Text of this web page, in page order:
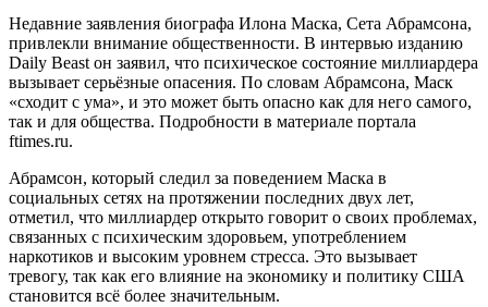
Недавние заявления биографа Илона Маска, Сета Абрамсона,
привлекли внимание общественности. В интервью изданию
Daily Beast он заявил, что психическое состояние миллиардера
вызывает серьёзные опасения. По словам Абрамсона, Маск
«сходит с ума», и это может быть опасно как для него самого,
так и для общества. Подробности в материале портала
ftimes.ru.
Абрамсон, который следил за поведением Маска в
социальных сетях на протяжении последних двух лет,
отметил, что миллиардер открыто говорит о своих проблемах,
связанных с психическим здоровьем, употреблением
наркотиков и высоким уровнем стресса. Это вызывает
тревогу, так как его влияние на экономику и политику США
становится всё более значительным.